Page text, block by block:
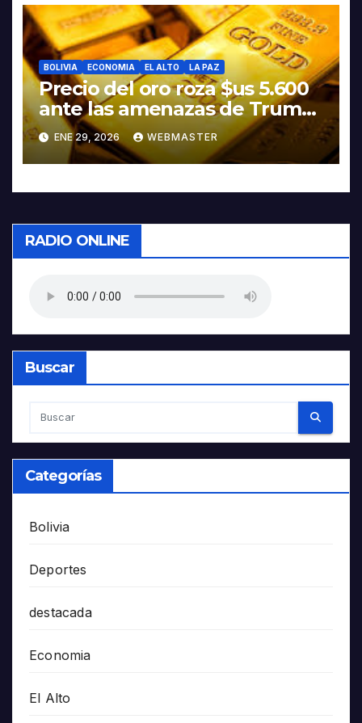
BOLIVIA ECONOMIA EL ALTO LA PAZ
Precio del oro roza $us 5.600
ante las amenazas de Trump
contra Irán
ENE 29, 2026 WEBMASTER
RADIO ONLINE
Buscar
Categorías
Bolivia
Deportes
destacada
Economia
El Alto